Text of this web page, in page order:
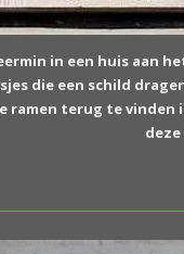
in een huis aan
die een schild
ramen terug te vinden